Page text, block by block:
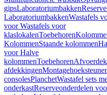
gipsLaboratoriumbakken
LaboratoriumbakkenWastafels
voor Wastafels voor
klaslokalenToebehoren
KolommenStaande kolommen
voor Halve
kolommenToebehoren
afdekkingen
consolesPlanchetWastafel sets
onderkastReserveonderdelen